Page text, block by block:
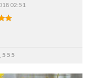
02:51